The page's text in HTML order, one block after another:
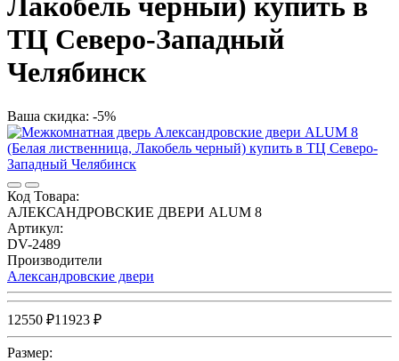
Лакобель черный) купить в
ТЦ Северо-Западный
Челябинск
Ваша скидка: -5%
Код Товара:
АЛЕКСАНДРОВСКИЕ ДВЕРИ ALUM 8
Артикул:
DV-2489
Производители
Александровские двери
12550 ₽11923 ₽
Размер: